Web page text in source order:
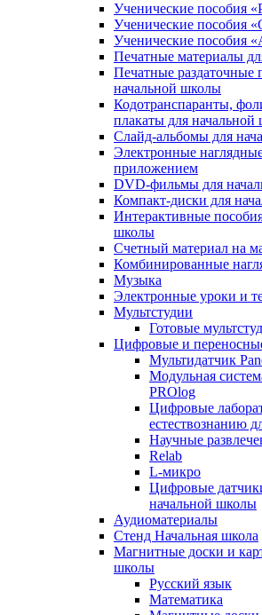
Ученические пособия
Ученические пособия
Ученические пособия
Печатные материалы
Печатные раздаточные
начальной школы
Кодотранспаранты,
плакаты для
Слайд-альбомы для
Электронные
приложением
DVD-фильмы для
Компакт-диски для
Интерактивные
школы
Счетный материал на
Комбинированные
Музыка
Электронные уроки и
Мультстудии
Готовые
Цифровые и
Мультидатчик
Модульная
PROlog
Цифровые
естествознанию
Научные
Relab
L-микро
Цифровые
начальной школы
Аудиоматериалы
Стенд Начальная школа
Магнитные доски и
школы
Русский язык
Математика